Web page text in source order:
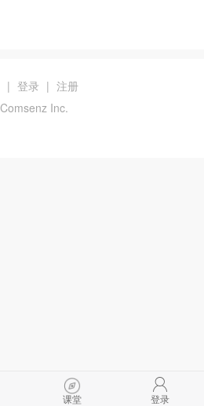
课堂 登录
| 登录 | 注册
Inc.